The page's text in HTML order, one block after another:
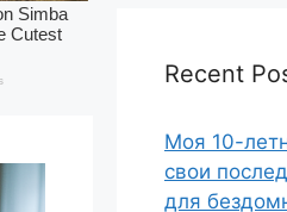
Recent
Моя 10-
свои
для